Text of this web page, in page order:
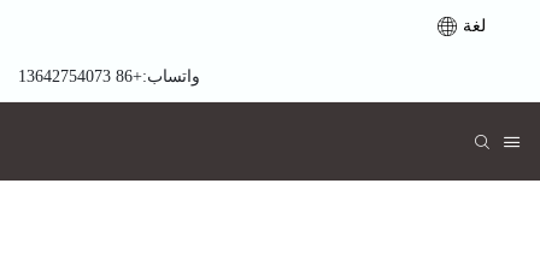
لغة
واتساب:+86 13642754073